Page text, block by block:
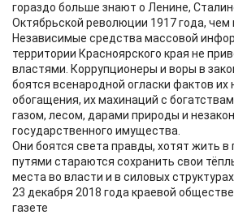
гораздо больше знают о Ленине,
Октябрьской революции 1917 года, чем
Независимые средства массовой
территории Красноярского края не
властями. Коррупционеры и воры в
боятся всенародной огласки фактов их
обогащения, их махинаций с
газом, лесом, дарами природы и
государственного имущества.
Они боятся света правды, хотят жить
путями стараются сохранить свои
места во власти и в силовых структурах.
23 декабря 2018 года краевой
газете